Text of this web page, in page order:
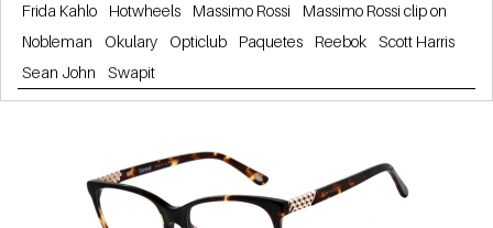
Frida Kahlo
Hotwheels Massimo Rossi
Massimo Rossi clip on
Nobleman
Okulary Opticlub Paquetes Reebok
Scott Harris
Sean John
Swapit